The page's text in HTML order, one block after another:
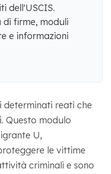
dell'USCIS.
di firme, moduli
e informazioni
determinati reati che
Questo modulo
U,
le vittime
criminali e sono